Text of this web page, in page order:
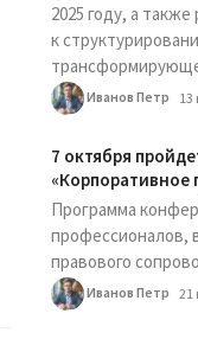
2025 году, а
к
Иванов Петр 13
7 октября
«Корпоративное
Программа
профессионалов,
правового
Иванов Петр 21